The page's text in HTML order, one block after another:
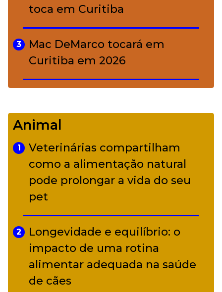
toca em Curitiba
3
Mac DeMarco tocará em
Curitiba em 2026
Camerata tem repertório
diverso a partir de R$ 17
Adriana Calcanhotto retoma
alter ego infantil para show em
Curitiba
Animal
1
Veterinárias compartilham
como a alimentação natural
pode prolongar a vida do seu
pet
2
Longevidade e equilíbrio: o
impacto de uma rotina
alimentar adequada na saúde
de cães